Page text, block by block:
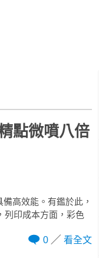
點微噴八倍
高效能。有鑑於此，
列印成本方面，彩色
0
看全文